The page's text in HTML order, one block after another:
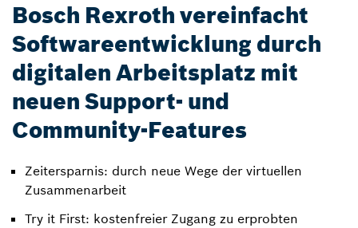
Bosch Rexroth vereinfacht
Softwareentwicklung durch
digitalen Arbeitsplatz mit
neuen Support- und
Community-Features
Zeitersparnis: durch neue Wege der virtuellen
Zusammenarbeit
Try it First: kostenfreier Zugang zu erprobten